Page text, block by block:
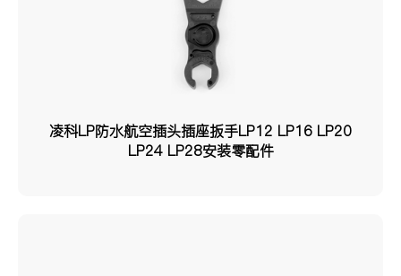
凌科LP防水航空插头插座扳手LP12 LP16 LP20
LP24 LP28安装零配件